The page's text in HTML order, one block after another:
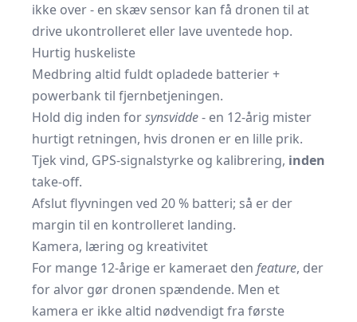
ikke over - en skæv sensor kan få dronen til at
drive ukontrolleret eller lave uventede hop.
Hurtig huskeliste
Medbring altid fuldt opladede batterier +
powerbank til fjernbetjeningen.
Hold dig inden forsynsvidde- en 12-årig mister
hurtigt retningen, hvis dronen er en lille prik.
Tjek vind, GPS-signalstyrke og kalibrering, inden
take-off.
Afslut flyvningen ved 20 % batteri; så er der
margin til en kontrolleret landing.
Kamera, læring og kreativitet
For mange 12-årige er kameraet den feature, der
for alvor gør dronen spændende. Men et
kamera er ikke altid nødvendigt fra første